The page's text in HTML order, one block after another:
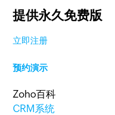
提供永久免费版
立即注册
预约演示
Zoho百科
CRM系统